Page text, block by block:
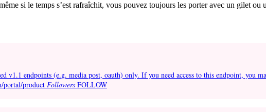
si le temps s’est rafraîchit, vous pouvez toujours les porter avec un gilet ou
v1.1 endpoints (e.g. media post, oauth) only. If you need access to this endpoint, you
portal/product Followers FOLLOW